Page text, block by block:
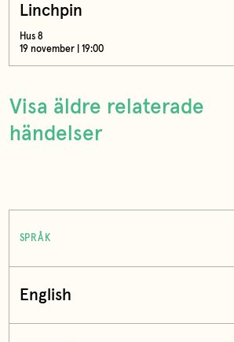
Linchpin
Hus 8
19 november | 19:00
Visa äldre relaterade
händelser
SPRÅK
English